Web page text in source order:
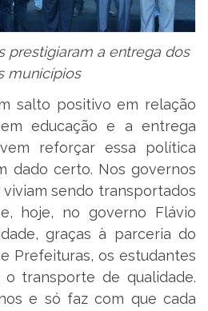
prestigiaram a entrega dos
municípios
salto positivo em relação
educação e a entrega
reforçar essa política
dado certo. Nos governos
viviam sendo transportados
hoje, no governo Flávio
graças à parceria do
Prefeituras, os estudantes
transporte de qualidade.
e só faz com que cada